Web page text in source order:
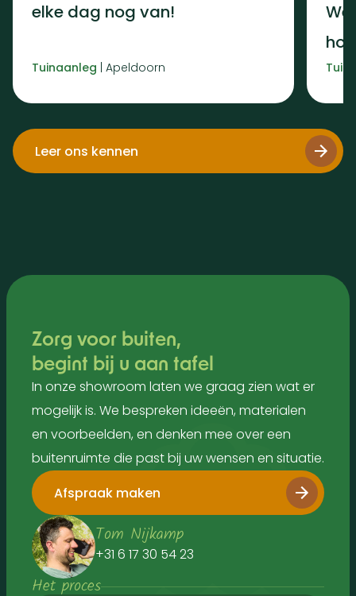
elke dag nog van!
Tuinaanleg Apeldoorn
Leer ons kennen
Zorg voor buiten,
begint bij u aan tafel
In onze showroom laten we graag zien wat er
mogelijk is. We bespreken ideeën, materialen
en voorbeelden, en denken mee over een
buitenruimte die past bij uw wensen en situatie.
Afspraak maken
Tom Nijkamp
+31 6 17 30 54 23
Het proces